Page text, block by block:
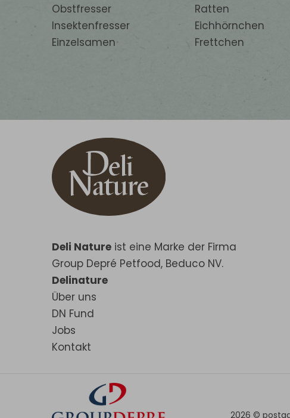
Obstfresser
Insektenfresser
Einzelsamen
Ratten
Eichhörnchen
Frettchen
Deli Nature ist eine Marke der Firma
Group Depré Petfood, Beduco NV.
Delinature
Über uns
DN Fund
Jobs
Kontakt
2026 ©